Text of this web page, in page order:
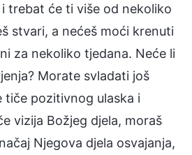
trebat će ti više od nekoliko
stvari, a nećeš moći krenuti
za nekoliko tjedana. Neće li
Morate svladati još
tiče pozitivnog ulaska i
vizija Božjeg djela, moraš
Njegova djela osvajanja,